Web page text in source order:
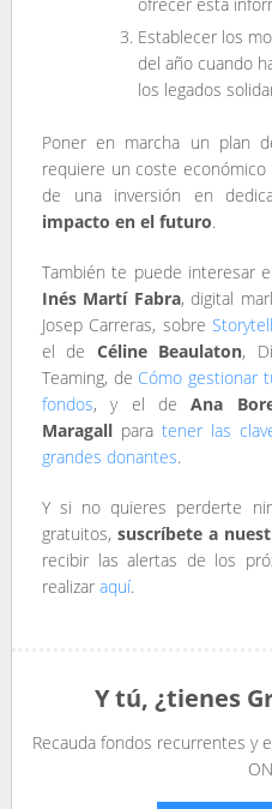
Establecer los
del año cuando
los legados
Poner en marcha un plan
requiere un coste
de una inversión en
impacto en el futuro.
También te puede interesar
Inés Martí Fabra, digital
Josep Carreras, sobre
el de Céline Beaulaton,
Teaming, de Cómo gestionar
fondos, y el de Ana
Maragallpara tener las
grandes donantes.
Y si no quieres perderte
gratuitos, suscríbete a
recibir las alertas de los
realizar aquí.
Y tú, ¿tienes
Recauda fondos recurrentes y